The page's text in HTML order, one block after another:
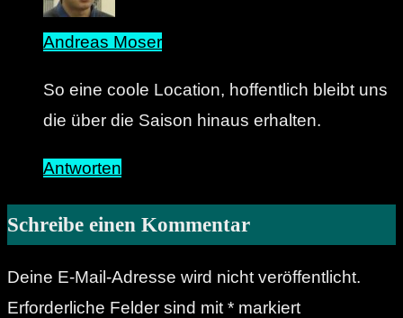
Andreas Moser
So eine coole Location, hoffentlich bleibt uns
die über die Saison hinaus erhalten.
Antworten
Schreibe einen Kommentar
Deine E-Mail-Adresse wird nicht veröffentlicht.
Erforderliche Felder sind mit * markiert